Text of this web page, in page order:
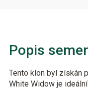
Popis
Tento klon byl získán
White Widow je